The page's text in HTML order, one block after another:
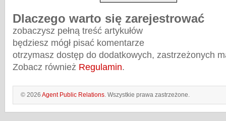
Dlaczego warto się zarejestrować
zobaczysz pełną treść artykułów
będziesz mógł pisać komentarze
otrzymasz dostęp do dodatkowych, zastrzeżonych
Zobacz również Regulamin.
© 2026 Agent Public Relations. Wszystkie prawa zastrzeżone.